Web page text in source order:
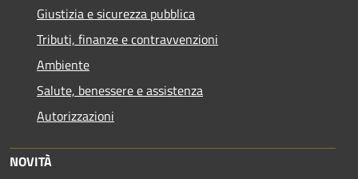
Giustizia e sicurezza pubblica
Tributi, finanze e contravvenzioni
Ambiente
Salute, benessere e assistenza
Autorizzazioni
NOVITÀ